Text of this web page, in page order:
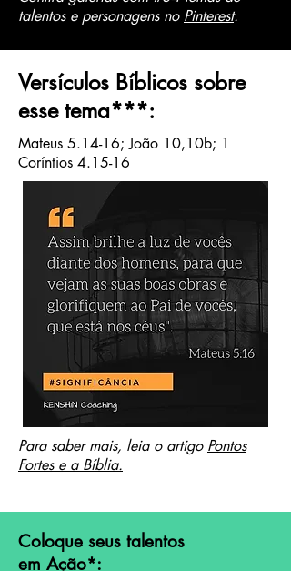
talentos e personagens no Pinterest.
Versículos Bíblicos sobre
esse tema***:
Mateus 5.14-16; João 10,10b; 1
Coríntios 4.15-16
Para saber mais, leia o artigo Pontos
Fortes e a Bíblia.
Coloque seus talentos
em Ação*: